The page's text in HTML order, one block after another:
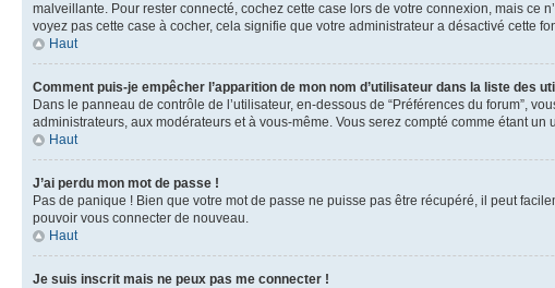
malveillante. Pour rester connecté, cochez cette case lors de votre connexion, mais ce
voyez pas cette case à cocher, cela signifie que votre administrateur a désactivé cette
Haut
Comment puis-je empêcher l’apparition de mon nom d’utilisateur dans la liste des
Dans le panneau de contrôle de l’utilisateur, en-dessous de “Préférences du forum”,
administrateurs, aux modérateurs et à vous-même. Vous serez compté comme étant un
Haut
J’ai perdu mon mot de passe !
Pas de panique ! Bien que votre mot de passe ne puisse pas être récupéré, il peut
pouvoir vous connecter de nouveau.
Haut
Je suis inscrit mais ne peux pas me connecter !